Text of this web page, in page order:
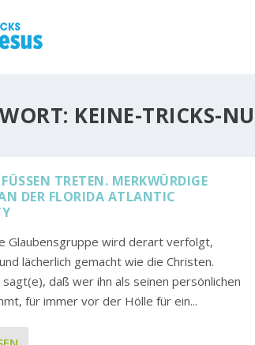
KEINE-TRICKS-
TRETEN. MERKWÜRDIGE „
DER FLORIDA ATLANTIC U
Glaubensgruppe wird derart verfolgt,
lächerlich gemacht wie die Christen.
sagt(e), daß wer ihn als seinen persönlichen
für immer vor der Hölle für ein...